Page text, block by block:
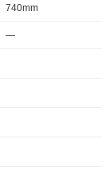
740mm
―